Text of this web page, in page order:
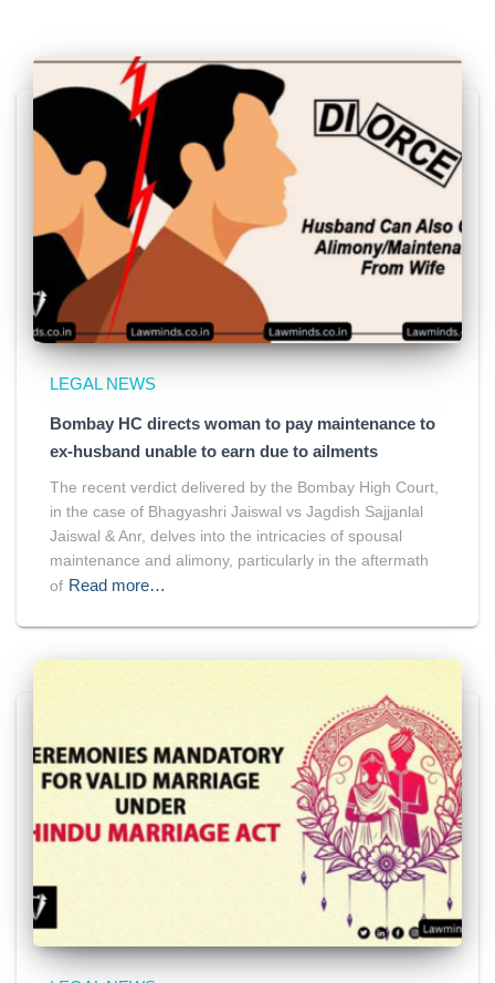
LEGAL NEWS
Bombay HC directs woman to pay maintenance to
ex-husband unable to earn due to ailments
The recent verdict delivered by the Bombay High Court,
in the case of Bhagyashri Jaiswal vs Jagdish Sajjanlal
Jaiswal & Anr, delves into the intricacies of spousal
maintenance and alimony, particularly in the aftermath
of Read more…